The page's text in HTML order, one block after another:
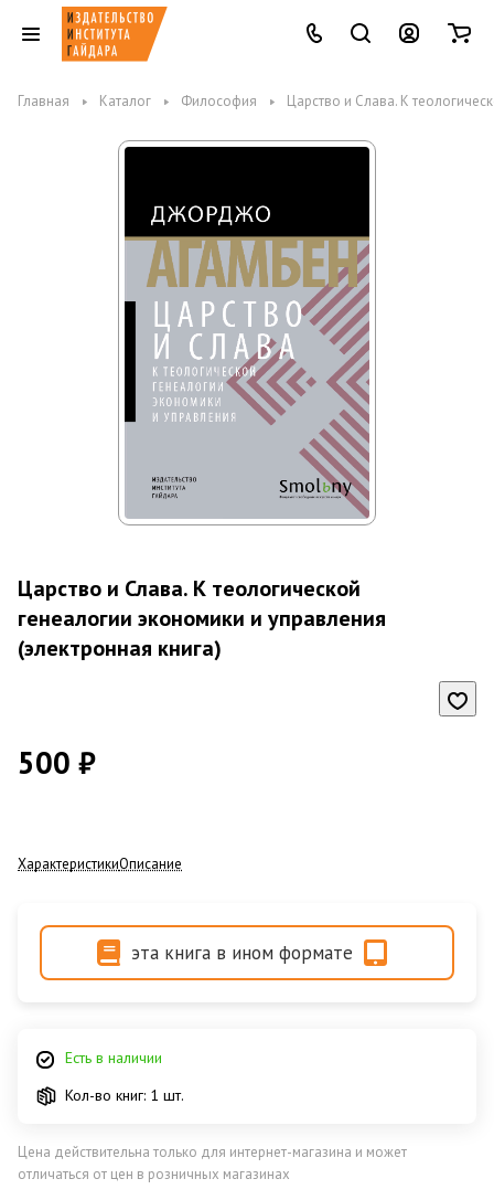
Главная Каталог Философия Царство и Слава. К
Царство и Слава. К теологической
генеалогии экономики и управления
(электронная книга)
500 ₽
ХарактеристикиОписание
эта книга в ином формате
Есть в наличии
Кол-во книг: 1 шт.
Цена действительна только для интернет-магазина и может
отличаться от цен в розничных магазинах